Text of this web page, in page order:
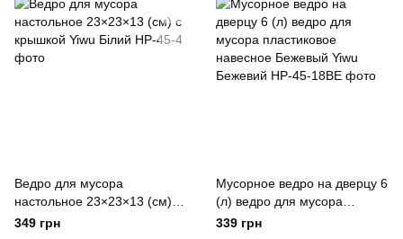
Ведро для мусора
настольное 23×23×13 (см) с
крышкой Yiwu Білий
349 грн
Мусорное ведро на дверцу 6
(л) ведро для мусора
пластиковое навесное
339 грн